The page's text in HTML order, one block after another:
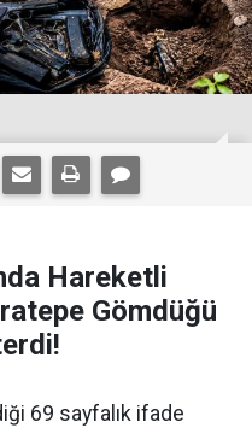
Hareketli
Gömdüğü
69 sayfalık ifade